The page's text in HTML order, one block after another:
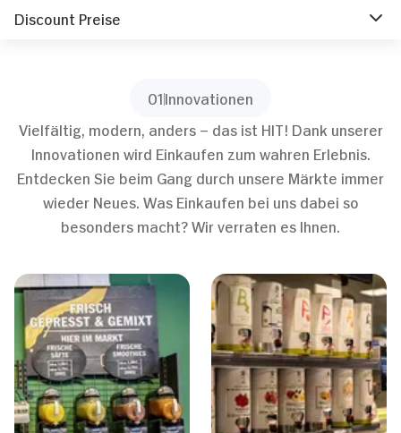
Discount Preise
01Innovationen
Vielfältig, modern, anders – das ist HIT! Dank unserer
Innovationen wird Einkaufen zum wahren Erlebnis.
Entdecken Sie beim Gang durch unsere Märkte immer
wieder Neues. Was Einkaufen bei uns dabei so
besonders macht? Wir verraten es Ihnen.